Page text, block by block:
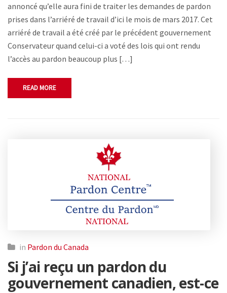
annoncé qu’elle aura fini de traiter les demandes de pardon
prises dans l’arriéré de travail d’ici le mois de mars 2017. Cet
arriéré de travail a été créé par le précédent gouvernement
Conservateur quand celui-ci a voté des lois qui ont rendu
l’accès au pardon beaucoup plus […]
READ MORE
in Pardon du Canada
Si j’ai reçu un pardon du
gouvernement canadien, est-ce